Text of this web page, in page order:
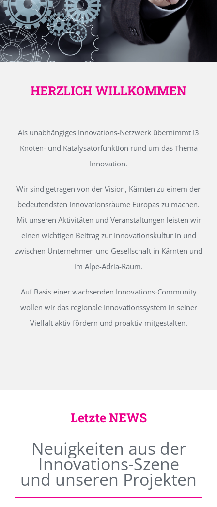
HERZLICH WILLKOMMEN
Als unabhängiges Innovations-Netzwerk übernimmt I3
Knoten- und Katalysatorfunktion rund um das Thema
Innovation.
Wir sind getragen von der Vision, Kärnten zu einem der
bedeutendsten Innovationsräume Europas zu machen.
Mit unseren Aktivitäten und Veranstaltungen leisten wir
einen wichtigen Beitrag zur Innovationskultur in und
zwischen Unternehmen und Gesellschaft in Kärnten und
im Alpe-Adria-Raum.
Auf Basis einer wachsenden Innovations-Community
wollen wir das regionale Innovationssystem in seiner
Vielfalt aktiv fördern und proaktiv mitgestalten.
Letzte NEWS
Neuigkeiten aus der
Innovations-Szene
und unseren Projekten